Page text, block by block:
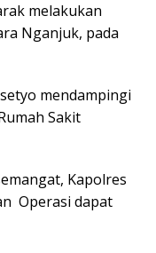
melakukan
Nganjuk, pada
mendampingi
Sakit
Kapolres
Operasi dapat